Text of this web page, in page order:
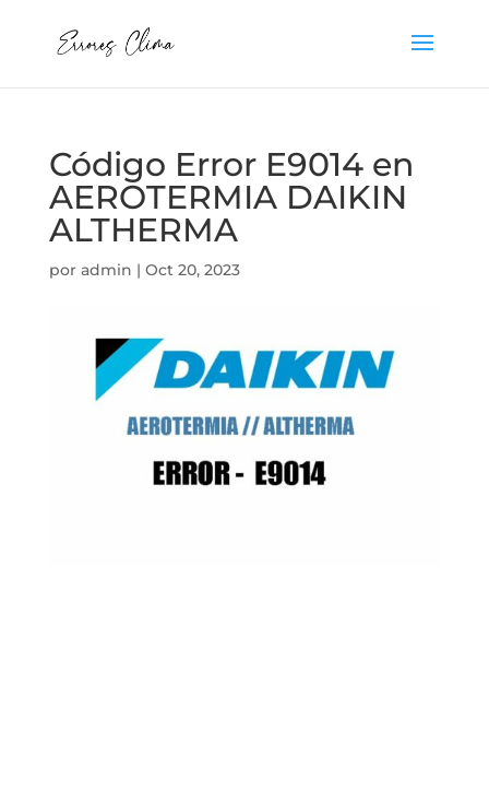
Código Error E9014 en
AEROTERMIA DAIKIN
ALTHERMA
por admin | Oct 20, 2023